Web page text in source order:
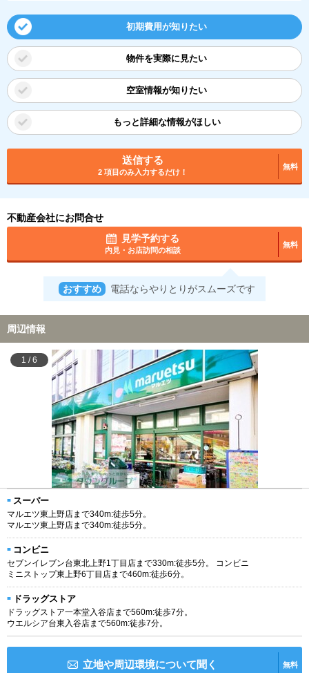
初期費用が知りたい
物件を実際に見たい
空室情報が知りたい
もっと詳細な情報がほしい
送信する
2 項目のみ入力するだけ！
無料
不動産会社にお問合せ
見学予約する
内見・お店訪問の相談
無料
おすすめ 電話ならやりとりがスムーズです
周辺情報
1 /6
スーパー
マルエツ東上野店まで340m:徒歩5分。
マルエツ東上野店まで340m:徒歩5分。
コンビニ
セブンイレブン台東北上野1丁目店まで330m:徒歩5分。 コンビニ
ミニストップ東上野6丁目店まで460m:徒歩6分。
ドラッグストア
ドラッグストア一本堂入谷店まで560m:徒歩7分。
ウエルシア台東入谷店まで560m:徒歩7分。
立地や周辺環境について聞く 無料